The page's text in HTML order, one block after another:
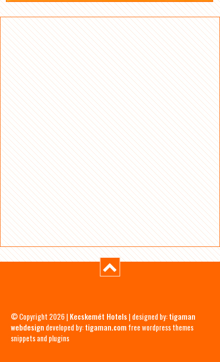
© Copyright 2026 | Kecskemét Hotels | designed by:tigaman
webdesign developed by:tigaman.com free wordpress themes
snippets and plugins